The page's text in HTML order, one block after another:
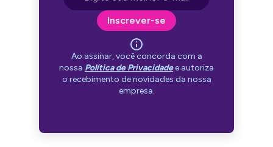
Inscrever-se
Ao assinar, você concorda com a
nossa Política de Privacidadee autoriza
o recebimento de novidades da nossa
empresa.